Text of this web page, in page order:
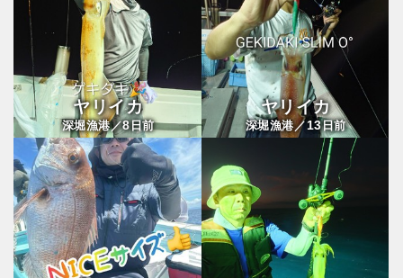
ヤリイカ
深堀漁港／8日前
ヤリイカ
深堀漁港／ 13日前